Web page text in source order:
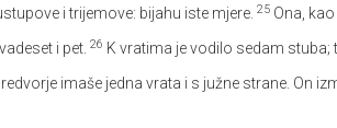
i trijemove: bijahu iste mjere. 25 Ona,
i pet. 26 K vratima je vodilo sedam stuba;
imaše jedna vrata i s južne strane. On